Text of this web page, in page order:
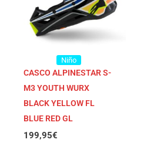
Niño
CASCO ALPINESTAR S-
M3 YOUTH WURX
BLACK YELLOW FL
BLUE RED GL
199,95€